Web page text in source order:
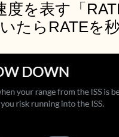
度を表す「
たらRATEを